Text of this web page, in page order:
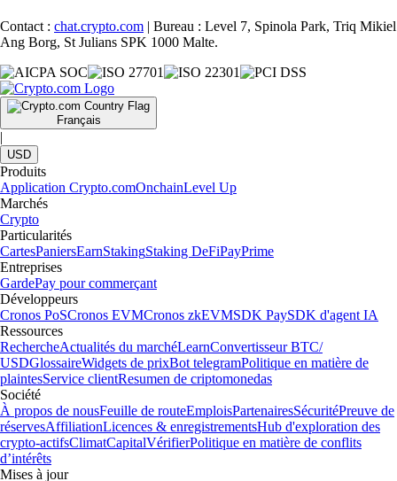
Contact : chat.crypto.com | Bureau : Level 7, Spinola Park, Triq Mikiel
Ang Borg, St Julians SPK 1000 Malte.
Français
|
USD
Produits
Application Crypto.comOnchainLevel Up
Marchés
Crypto
Particularités
CartesPaniersEarnStakingStaking DeFiPayPrime
Entreprises
GardePay pour commerçant
Développeurs
Cronos PoSCronos EVMCronos zkEVMSDK PaySDK d'agent IA
Ressources
RechercheActualités du marchéLearnConvertisseur BTC/
USDGlossaireWidgets de prixBot telegramPolitique en matière de
plaintesService clientResumen de criptomonedas
Société
À propos de nousFeuille de routeEmploisPartenairesSécuritéPreuve de
réservesAffiliationLicences & enregistrementsHub d'exploration des
crypto-actifsClimatCapitalVérifierPolitique en matière de conflits
d’intérêts
Mises à jour